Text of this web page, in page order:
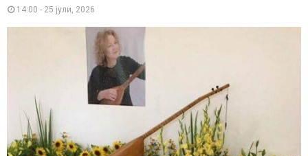
14:00 - 25 јули, 2026